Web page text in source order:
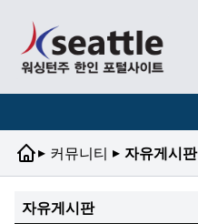
▸ 커뮤니티 ▸ 자유게시판
자유게시판